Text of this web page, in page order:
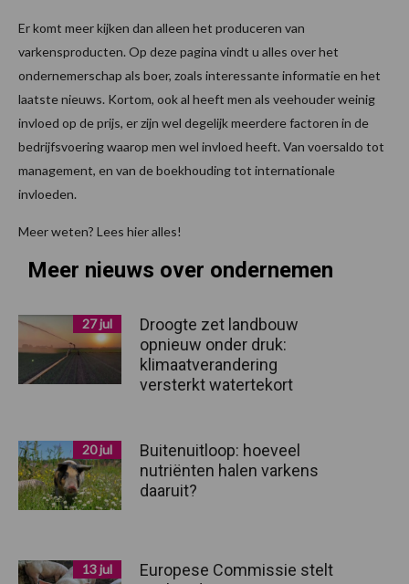
Er komt meer kijken dan alleen het produceren van
varkensproducten. Op deze pagina vindt u alles over het
ondernemerschap als boer, zoals interessante informatie en het
laatste nieuws. Kortom, ook al heeft men als veehouder weinig
invloed op de prijs, er zijn wel degelijk meerdere factoren in de
bedrijfsvoering waarop men wel invloed heeft. Van voersaldo tot
management, en van de boekhouding tot internationale
invloeden.
Meer weten? Lees hier alles!
Meer nieuws over ondernemen
27 jul
Droogte zet landbouw
opnieuw onder druk:
klimaatverandering
versterkt watertekort
20 jul
Buitenuitloop: hoeveel
nutriënten halen varkens
daaruit?
13 jul
Europese Commissie stelt